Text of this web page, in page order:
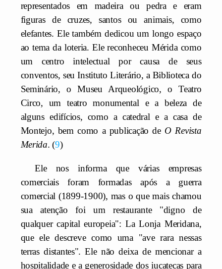
representados em madeira ou pedra e eram
figuras de cruzes, santos ou animais, como
elefantes. Ele também dedicou um longo espaço
ao tema da loteria. Ele reconheceu Mérida como
um centro intelectual por causa de seus
conventos, seu Instituto Literário, a Biblioteca do
Seminário, o Museu Arqueológico, o Teatro
Circo, um teatro monumental e a beleza de
alguns edifícios, como a catedral e a casa de
Montejo, bem como a publicação de O Revista
Merida. 9
Ele nos informa que várias empresas
comerciais foram formadas após a guerra
comercial (1899-1900), mas o que mais chamou
sua atenção foi um restaurante "digno de
qualquer capital europeia": La Lonja Meridana,
que ele descreve como uma "ave rara nessas
terras distantes". Ele não deixa de mencionar a
hospitalidade e a generosidade dos iucatecas para